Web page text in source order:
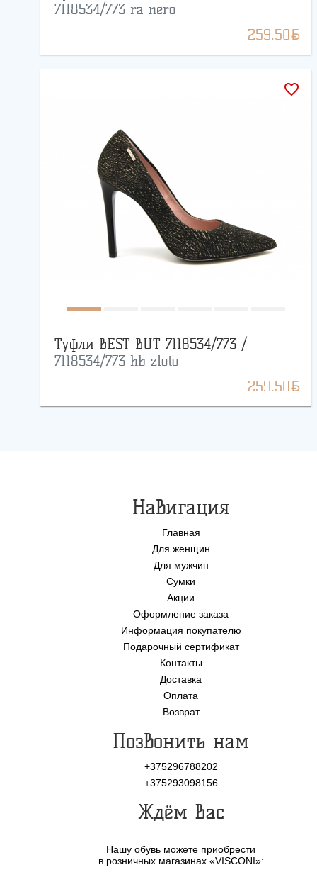
7118534/773 ra nero
259.50BYN
favorite_border
Туфли BEST BUT 7118534/773 /
7118534/773 hb zloto
259.50BYN
Навигация
Главная
Для женщин
Для мужчин
Сумки
Акции
Оформление заказа
Информация покупателю
Подарочный сертификат
Контакты
Доставка
Оплата
Возврат
Позвонить нам
+375296788202
+375293098156
Ждём Вас
Нашу обувь можете приобрести
в розничных магазинах «VISCONI»: